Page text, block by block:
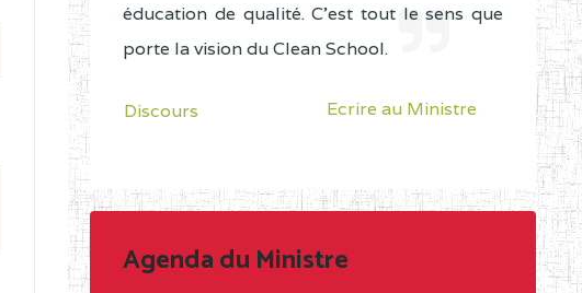
éducation de qualité. C'est tout le sens que
porte la vision du Clean School.
Discours Ecrire au Ministre
Agenda du Ministre